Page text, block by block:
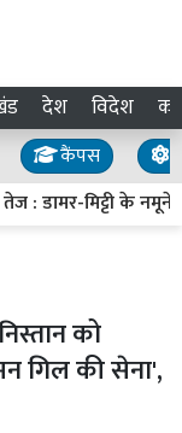
देश विदेश
कैंपस
मिट्टी के नमूने
को
गिल की सेना',